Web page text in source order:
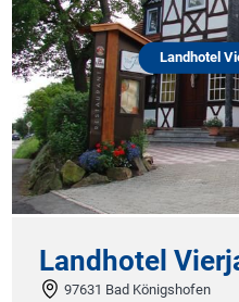
Landhotel
Landhotel
97631 Bad Königshofen